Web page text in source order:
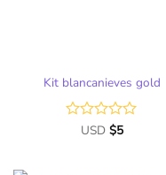
Kit blancanieves gold
Valorado
USD $5